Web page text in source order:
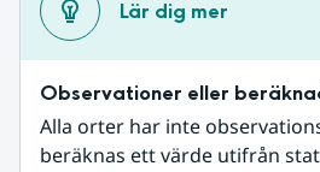
Lär dig mer
Observationer eller
Alla orter har inte
beräknas ett värde utifrån